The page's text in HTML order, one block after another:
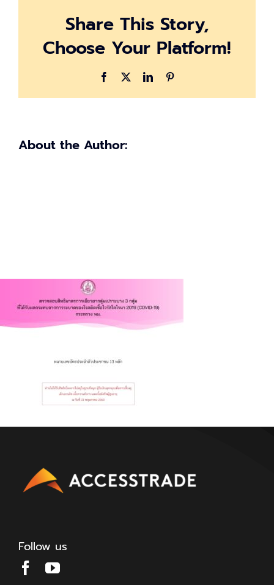
ไม่
ได้
รับ
เยียวยา
เปราะ
Share This Story,
Choose Your Platform!
Facebook LinkedIn
About the Author:
Follow us